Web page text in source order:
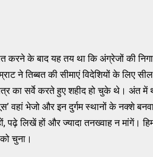
करने के बाद यह तय था कि अंग्रेजों की
ने तिब्बत की सीमाएं विदेशियों के लिए
का सर्वे करते हुए शहीद हो चुके थे। अंत में
वहां भेजो और इन दुर्गम स्थानों के नक्शे
पढ़े लिखें हों और ज्यादा तनख्वाह न मांगें।
चुना।